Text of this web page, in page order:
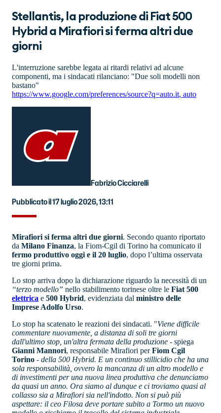
Stellantis, la produzione di Fiat 500
Hybrid a Mirafiori si ferma altri due
giorni
L'interruzione sarebbe legata ai ritardi relativi ad alcune
componenti, ma i sindacati rilanciano: "Due soli modelli non
bastano"
https://www.google.com/preferences/source?q=auto.it, auto
Fabrizio Cicciarelli
Pubblicato il 17 luglio 2026, 13:11
Mirafiori si ferma altri due giorni. Secondo quanto riportato
da Milano Finanza, la Fiom-Cgil di Torino ha comunicato il
fermo produttivo oggi e il 20 luglio, dopo l’ultima osservata
tre giorni prima.
Lo stop arriva dopo la dichiarazione riguardo la necessità di un
“terzo modello” nello stabilimento torinese oltre le Fiat 500
elettrica e 500 Hybrid, evidenziata dal ministro delle
Imprese Adolfo Urso.
Lo stop ha scatenato le reazioni dei sindacati. "Viene difficile
commentare nuovamente, a distanza di soli tre giorni
dall'ultimo stop, un'altra fermata della produzione - spiega
Gianni Mannori, responsabile Mirafiori perFiom Cgil
Torino - della 500 Hybrid. E un continuo stillicidio che ha una
sola responsabilità, ovvero la mancanza di un altro modello e
di investimenti per una nuova linea produttiva che denunciamo
da quasi un anno. Ora siamo al dunque e ci troviamo quasi al
collasso sia a Mirafiori sia nell'indotto. Non si può più
aspettare: il ceo Filosa deve portare subito a Tormo un nuovo